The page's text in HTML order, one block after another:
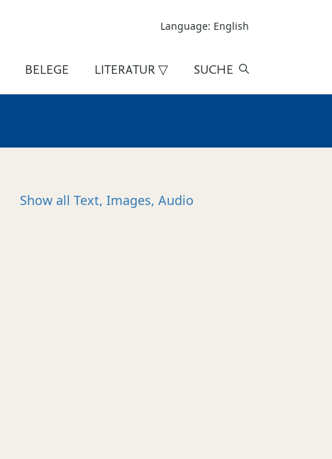
Language: English
BELEGE LITERATUR ▽ SUCHE
Show all Text, Images, Audio